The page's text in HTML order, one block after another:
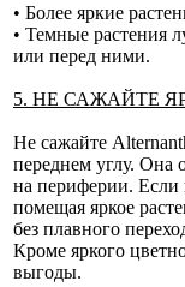
• Более яркие
• Темные растения
или перед ними.
5. НЕ САЖАЙТЕ
Не сажайте
переднем углу. Она
на периферии. Если
помещая яркое
без плавного
Кроме яркого
выгоды.